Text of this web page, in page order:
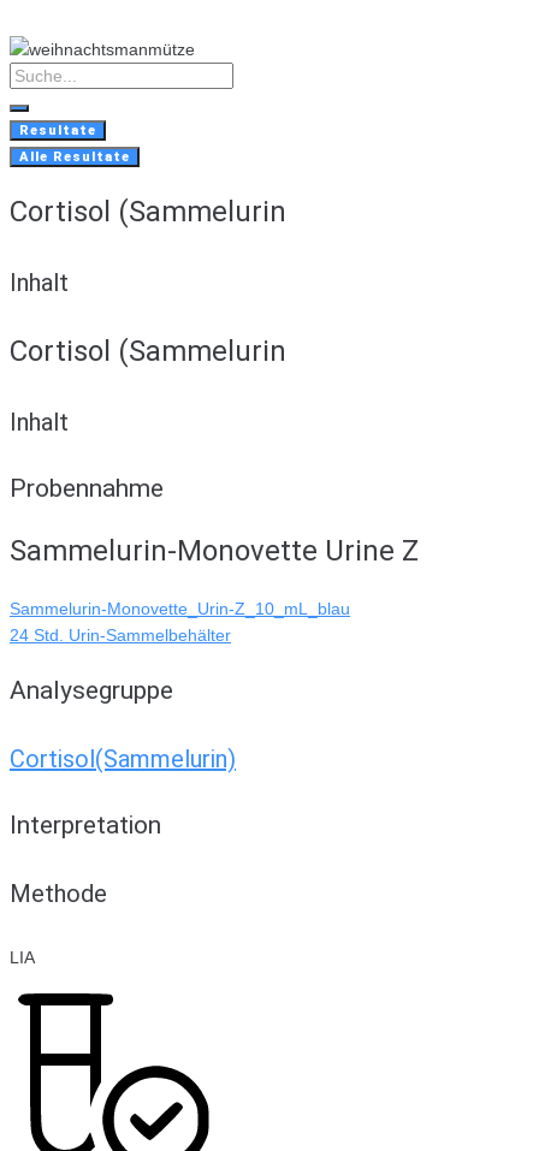
to
content
Search
...
Resultate
Alle Resultate
Cortisol (Sammelurin
Inhalt
Cortisol (Sammelurin
Inhalt
Probennahme
Sammelurin-Monovette Urine Z
Sammelurin-Monovette_Urin-Z_10_mL_blau
24 Std. Urin-Sammelbehälter
Analysegruppe
Cortisol(Sammelurin)
Interpretation
Methode
LIA